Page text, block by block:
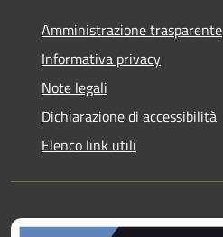
Amministrazione trasparente
Informativa privacy
Note legali
Dichiarazione di accessibilità
Elenco link utili